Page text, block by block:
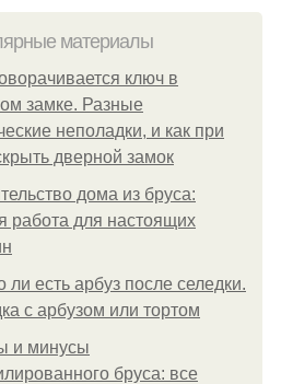
материалы
ключ в
замке. Разные
неполадки, и как при
дверной замок
дома из бруса:
работа для настоящих
ли есть арбуз после селедки.
с арбузом или тортом
и минусы
бруса: все